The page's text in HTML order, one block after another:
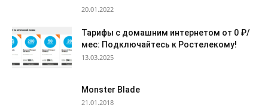
20.01.2022
Тарифы с домашним интернетом от 0 ₽/
мес: Подключайтесь к Ростелекому!
13.03.2025
Monster Blade
21.01.2018